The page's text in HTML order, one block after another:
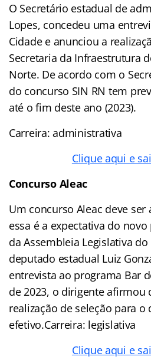
O Secretário estadual de
Lopes, concedeu uma
Cidade e anunciou a
Secretaria da Infraestrutura
Norte. De acordo com o
do concurso SIN RN tem
até o fim deste ano (2023).
Carreira: administrativa
Clique aqui e
Concurso Aleac
Um concurso Aleac deve ser
essa é a expectativa do
da Assembleia Legislativa do
deputado estadual Luiz
entrevista ao programa Bar
de 2023, o dirigente afirmou
realização de seleção para o
efetivo.Carreira: legislativa
Clique aqui e